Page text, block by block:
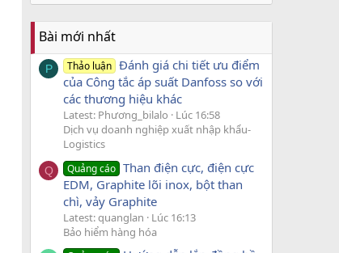
Bài mới nhất
P Thảo luận Đánh giá chi tiết ưu điểm
của Công tắc áp suất Danfoss so với
các thương hiệu khác
Latest: Phương_bilalo
Lúc 16:58
Dịch vụ doanh nghiệp xuất nhập khẩu-
Logistics
Q Quảng cáo Than điện cực, điện cực
EDM, Graphite lõi inox, bột than
chì, vảy Graphite
Latest: quanglan
Lúc 16:13
Bảo hiểm hàng hóa